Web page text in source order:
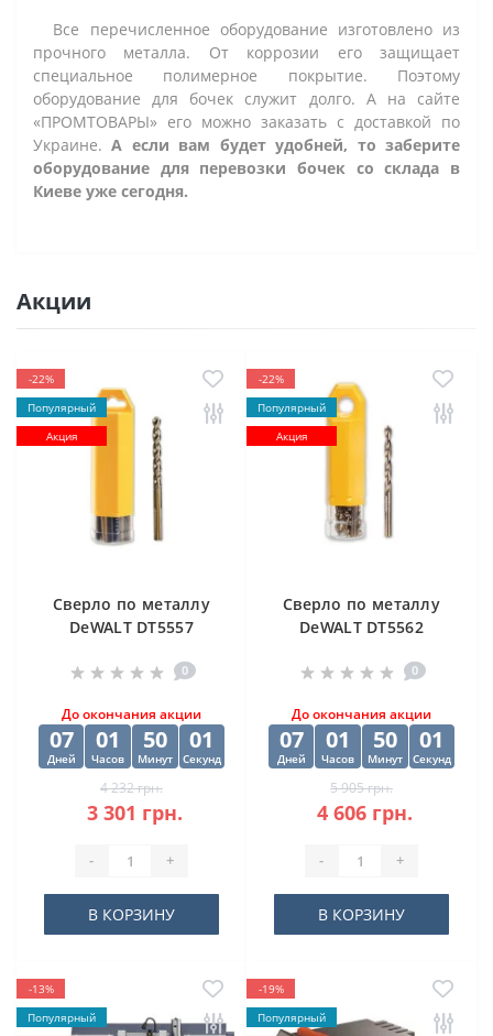
Все перечисленное оборудование изготовлено из
прочного металла. От коррозии его защищает
специальное полимерное покрытие. Поэтому
оборудование для бочек служит долго. А на сайте
«ПРОМТОВАРЫ» его можно заказать с доставкой по
Украине.А если вам будет удобней, то заберите
оборудование для перевозки бочек со склада в
Киеве уже сегодня.
Акции
-22%
Популярный
Акция
Cверлo по металлу
DeWALT DT5557
10х84х133 мм
0
До окончания акции
07
Дней
01
Часов
50
Минут
01
Секунд
4 232 грн.
3 301 грн.
- +
В КОРЗИНУ
-22%
Популярный
Акция
Cверлo по металлу
DeWALT DT5562
(10 шт) 12.5х98х151
0
До окончания акции
07
Дней
01
Часов
50
Минут
01
Секунд
5 905 грн.
4 606 грн.
- +
В КОРЗИНУ
-13%
Популярный
-19%
Популярный